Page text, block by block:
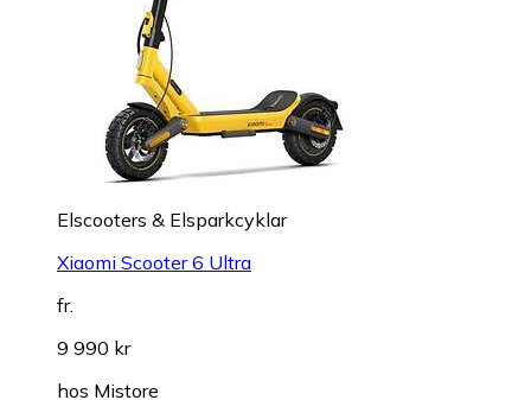
Elscooters & Elsparkcyklar
Xiaomi Scooter 6 Ultra
fr.
9 990 kr
hos Mistore